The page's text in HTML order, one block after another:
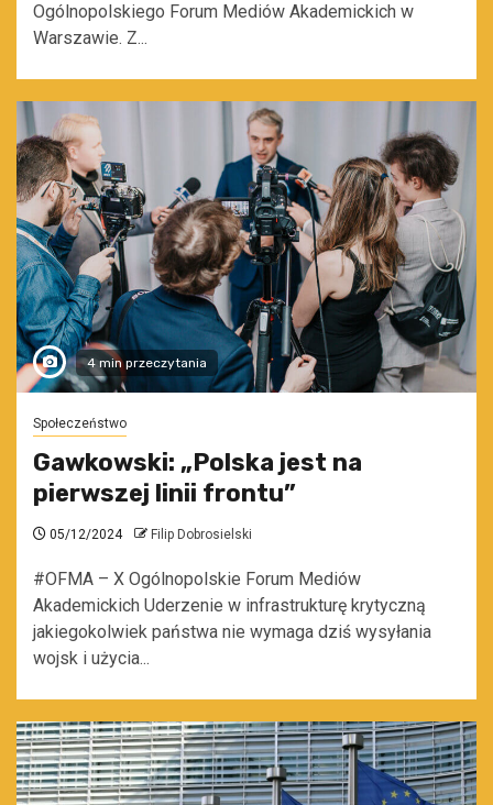
Ogólnopolskiego Forum Mediów Akademickich w
Warszawie. Z...
4 min przeczytania
Społeczeństwo
Gawkowski: „Polska jest na
pierwszej linii frontu”
05/12/2024 Filip Dobrosielski
#OFMA – X Ogólnopolskie Forum Mediów
Akademickich Uderzenie w infrastrukturę krytyczną
jakiegokolwiek państwa nie wymaga dziś wysyłania
wojsk i użycia...